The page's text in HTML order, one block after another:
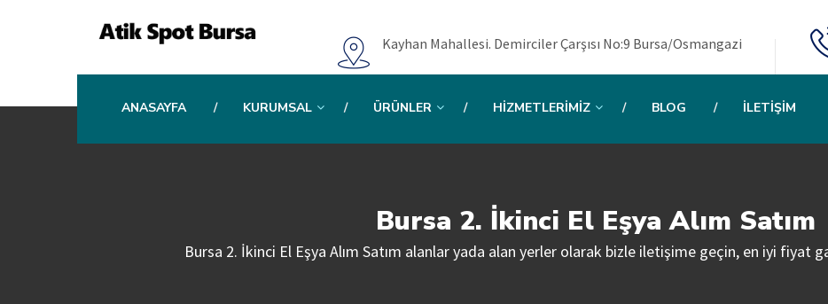
Kayhan Mahallesi. Demirciler Çarşısı No:9 Bursa/Osmangazi
ANASAYFA KURUMSAL ÜRÜNLER HIZMETLERIMIZ BLOG İLETIŞIM
Bursa 2. İkinci El Eşya Alım Satım
Bursa 2. İkinci El Eşya Alım Satım alanlar yada alan yerler olarak bizle iletişime geçin, en iyi fiyat